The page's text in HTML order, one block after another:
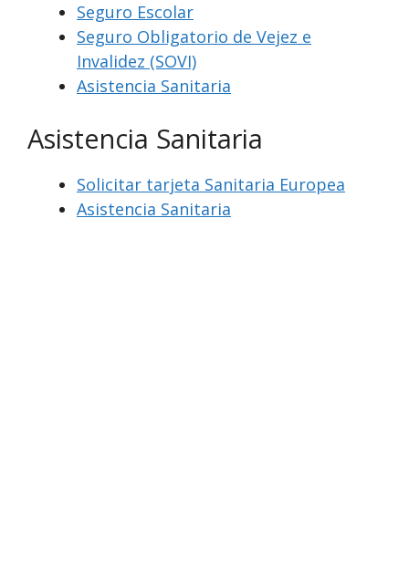
Seguro Escolar
Seguro Obligatorio de Vejez e
Invalidez (SOVI)
Asistencia Sanitaria
Asistencia Sanitaria
Solicitar tarjeta Sanitaria Europea
Asistencia Sanitaria